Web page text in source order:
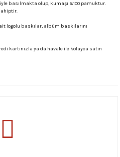
basılmakta olup, kumaşı %100 pamuktur.
logolu baskılar, albüm baskılarını
kartınızla ya da havale ile kolayca satın